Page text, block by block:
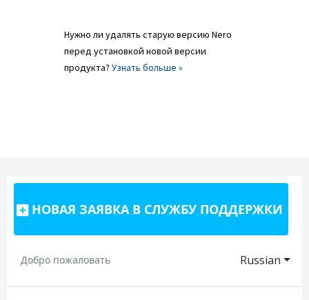
Нужно ли удалять старую версию Nero
перед установкой новой версии
продукта? Узнать больше »
НОВАЯ ЗАЯВКА В СЛУЖБУ ПОДДЕРЖКИ
Russian
Добро пожаловать